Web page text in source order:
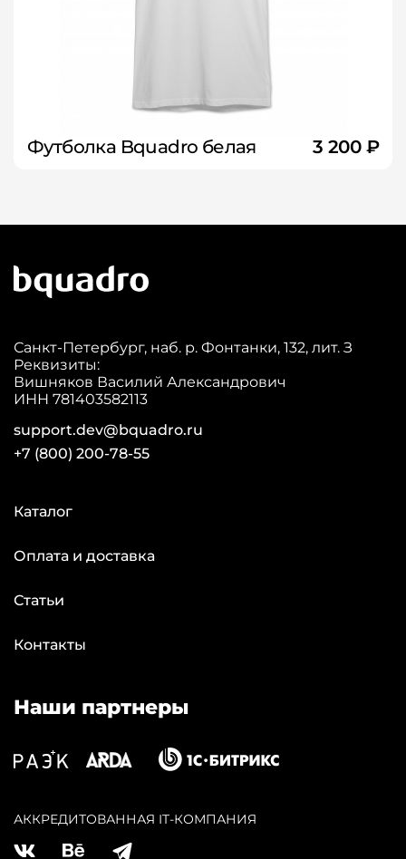
Футболка Bquadro белая 3 200 ₽
Санкт-Петербург, наб. р. Фонтанки, 132, лит. З
Реквизиты:
Вишняков Василий Александрович
ИНН 781403582113
support.dev@bquadro.ru
+7 (800) 200-78-55
Каталог
Оплата и доставка
Статьи
Контакты
Наши партнеры
АККPЕДИТОВАННАЯ IT-КОМПАНИЯ